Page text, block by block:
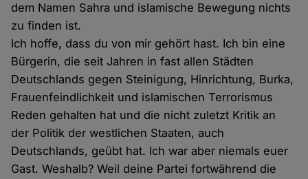
dem Namen Sahra und islamische Bewegung nichts
zu finden ist.
Ich hoffe, dass du von mir gehört hast. Ich bin eine
Bürgerin, die seit Jahren in fast allen Städten
Deutschlands gegen Steinigung, Hinrichtung, Burka,
Frauenfeindlichkeit und islamischen Terrorismus
Reden gehalten hat und die nicht zuletzt Kritik an
der Politik der westlichen Staaten, auch
Deutschlands, geübt hat. Ich war aber niemals euer
Gast. Weshalb? Weil deine Partei fortwährend die